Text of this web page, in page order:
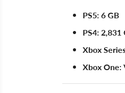
PS5: 6 GB
PS4: 2,831
Xbox
Xbox One: